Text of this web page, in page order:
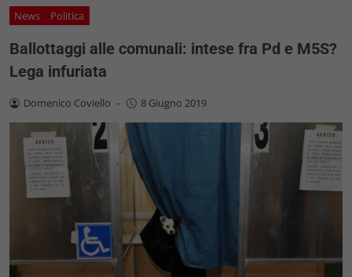
News Politica
Ballottaggi alle comunali: intese fra Pd e M5S?
Lega infuriata
Domenico Coviello - 8 Giugno 2019